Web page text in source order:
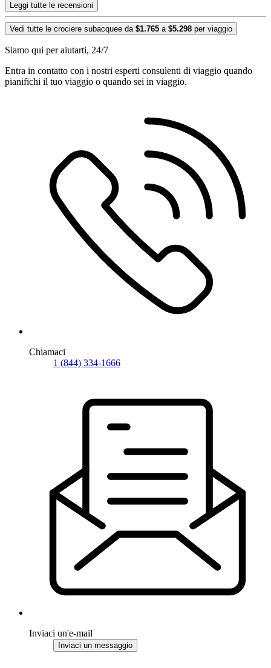
Leggi tutte le recensioni
Vedi tutte le crociere subacquee da $1.765 a $5.298 per viaggio
Siamo qui per aiutarti, 24/7
Entra in contatto con i nostri esperti consulenti di viaggio quando
pianifichi il tuo viaggio o quando sei in viaggio.
Chiamaci
1 (844) 334-1666
Inviaci un'e-mail
Inviaci un messaggio